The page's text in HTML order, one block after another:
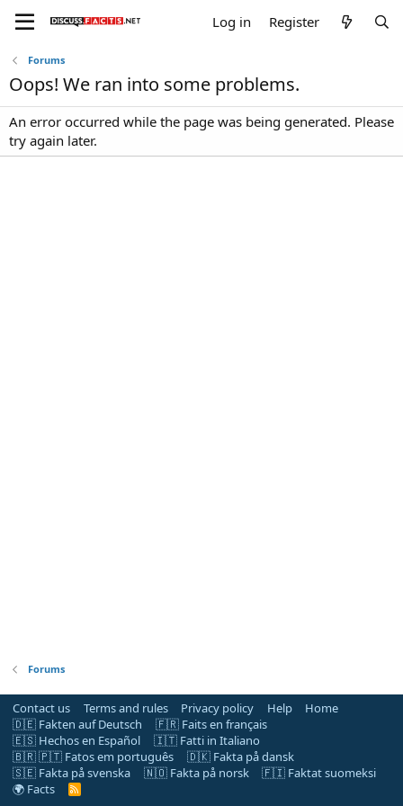
Log in Register
Forums
Oops! We ran into some problems.
An error occurred while the page was being generated. Please
try again later.
Forums
Contact us Terms and rules Privacy policy Help
Home
🇩🇪 Fakten auf Deutsch
🇫🇷 Faits en français
🇪🇸 Hechos en Español
🇮🇹 Fatti in Italiano
🇧🇷 🇵🇹 Fatos em português
🇩🇰 Fakta på dansk
🇸🇪 Fakta på svenska
🇳🇴 Fakta på norsk
🇫🇮 Faktat suomeksi
🌍 Facts
R